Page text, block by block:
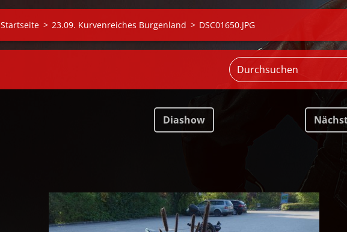
Startseite > 23.09. Kurvenreiches Burgenland > DSC01650.JPG
Diashow